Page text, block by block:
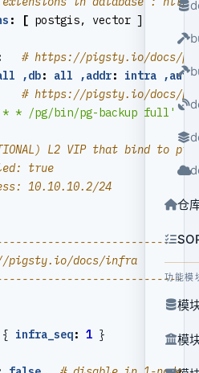
仓
功能模
模
模
: [ postgis, vector ]
# https://pigsty.io/docs/
,db: all ,addr: intra ,auth
# https://pigsty.io/docs/
* /pg/bin/pg-backup full'
L2 VIP that bind to
true
10.10.10.2/24
pigsty.io/docs/infra
{ infra_seq: 1 }